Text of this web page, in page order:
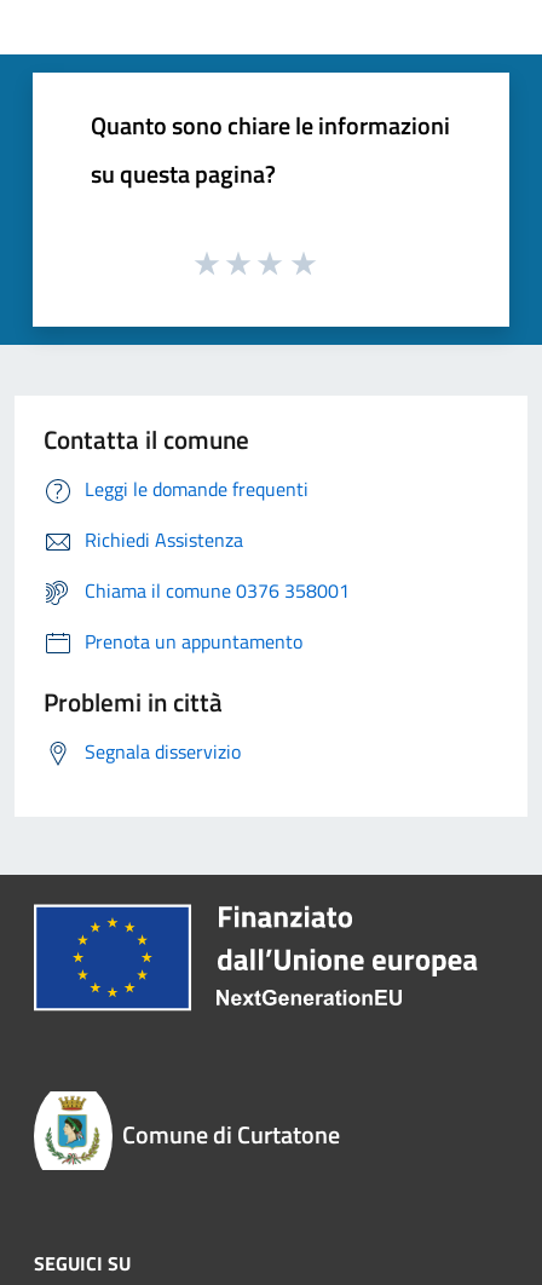
Quanto sono chiare le informazioni
su questa pagina?
Contatta il comune
Leggi le domande frequenti
Richiedi Assistenza
Chiama il comune 0376 358001
Prenota un appuntamento
Problemi in città
Segnala disservizio
Comune di Curtatone
SEGUICI SU